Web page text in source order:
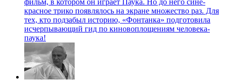
фильм, в котором он играет Паука. Но до него сине-
красное трико появлялось на экране множество раз. Для
тех, кто подзабыл историю, «Фонтанка» подготовила
исчерпывающий гид по киновоплощениям человека-
паука!